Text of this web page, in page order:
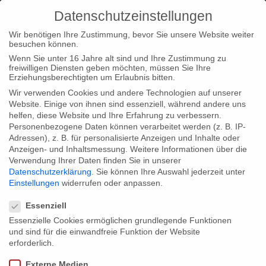
Home Startseite Dernière von SUPERNERDS
Dernière von SUPERNERDS
Heute am 10. Juni findet die vorerst letzte Vorstellung von
SUPERNERDS statt – zu sehen im Schauspiel Köln oder ab
19:30 Uhr im Live-Stream aufwww.supernerds.tv. Nach 11
Aufführungen in Folge kommt das transmediale Experiment
Datenschutzeinstellungen
Wir benötigen Ihre Zustimmung, bevor Sie unsere Website weiter
besuchen können.
Wenn Sie unter 16 Jahre alt sind und Ihre Zustimmung zu
freiwilligen Diensten geben möchten, müssen Sie Ihre
Erziehungsberechtigten um Erlaubnis bitten.
Wir verwenden Cookies und andere Technologien auf unserer
Website. Einige von ihnen sind essenziell, während andere uns
helfen, diese Website und Ihre Erfahrung zu verbessern.
Personenbezogene Daten können verarbeitet werden (z. B. IP-
Adressen), z. B. für personalisierte Anzeigen und Inhalte oder
Anzeigen- und Inhaltsmessung. Weitere Informationen über die
Verwendung Ihrer Daten finden Sie in unserer
Datenschutzerklärung
Sie können Ihre Auswahl jederzeit unter
Einstellungen widerrufen oder anpassen.
Essenziell
Essenzielle Cookies ermöglichen grundlegende Funktionen
und sind für die einwandfreie Funktion der Website
erforderlich.